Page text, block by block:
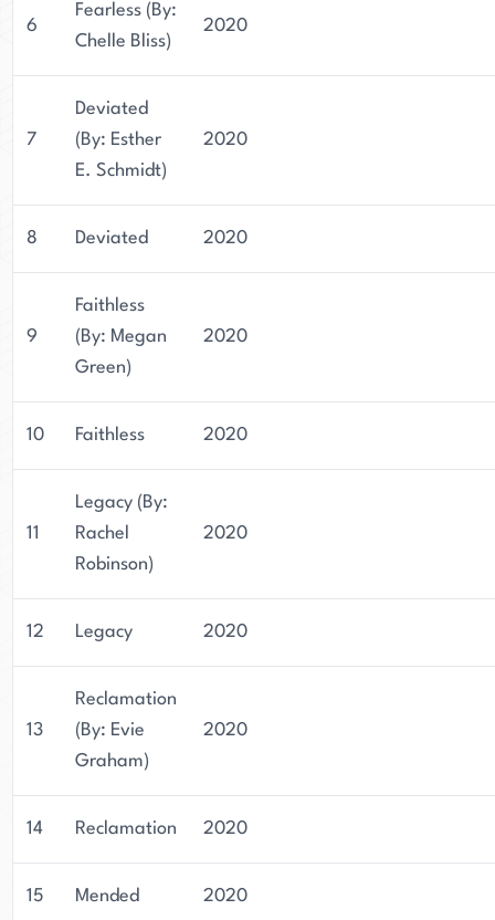
6
Fearless (By:
Chelle Bliss)
2020
7
Deviated
(By: Esther
E. Schmidt)
2020
8 Deviated 2020
9
Faithless
(By: Megan
Green)
2020
10 Faithless 2020
11
Legacy (By:
Rachel
Robinson)
2020
12 Legacy 2020
13
Reclamation
(By: Evie
Graham)
2020
14 Reclamation 2020
15 Mended 2020